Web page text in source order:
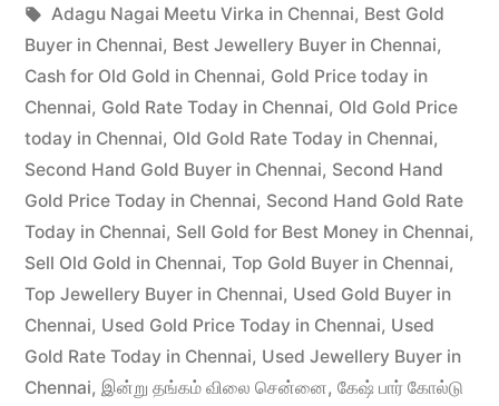
சென்னை”
Posted
by
appleadservices
June
24,
2022
in
Tags:
Adagu Nagai Meetu Virka in Chennai, Best Gold
Buyer in Chennai, Best Jewellery Buyer in Chennai,
Cash for Old Gold in Chennai, Gold Price today in
Chennai, Gold Rate Today in Chennai, Old Gold Price
today in Chennai, Old Gold Rate Today in Chennai,
Second Hand Gold Buyer in Chennai, Second Hand
Gold Price Today in Chennai, Second Hand Gold Rate
Today in Chennai, Sell Gold for Best Money in Chennai,
Sell Old Gold in Chennai, Top Gold Buyer in Chennai,
Top Jewellery Buyer in Chennai, Used Gold Buyer in
Chennai, Used Gold Price Today in Chennai, Used
Gold Rate Today in Chennai, Used Jewellery Buyer in
Chennai, இன்று தங்கம் விலை சென்னை, கேஷ் பார் கோல்டு